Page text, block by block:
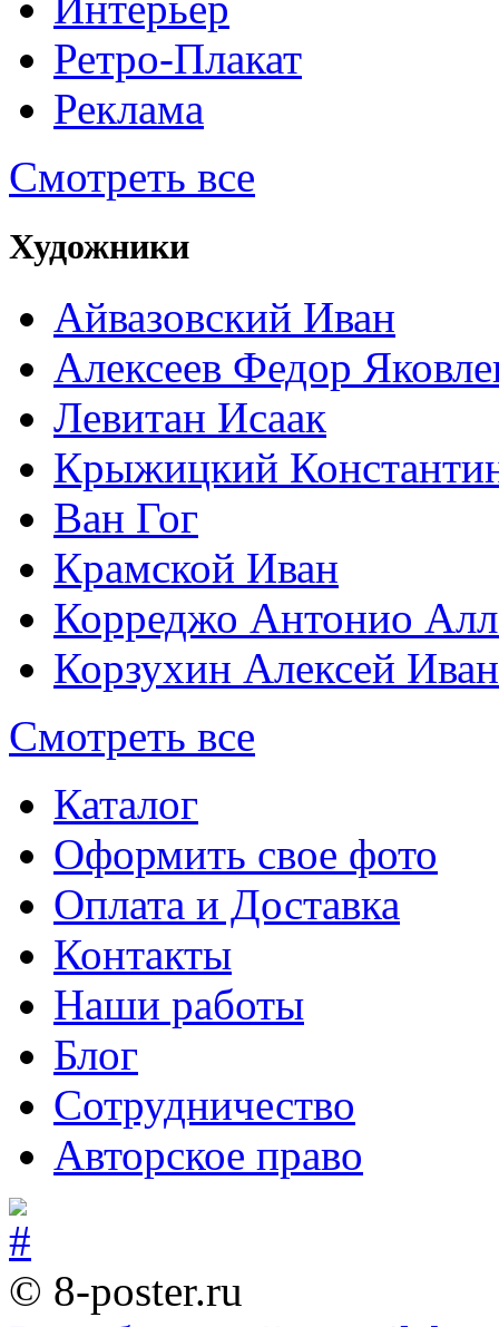
Ретро-Плакат
Реклама
Смотреть все
Художники
Айвазовский Иван
Алексеев Федор
Левитан Исаак
Крыжицкий
Ван Гог
Крамской Иван
Корреджо Антонио
Корзухин Алексей
Смотреть все
Каталог
Оформить свое фото
Оплата и Доставка
Контакты
Наши работы
Блог
Сотрудничество
Авторское право
© 8-poster.ru